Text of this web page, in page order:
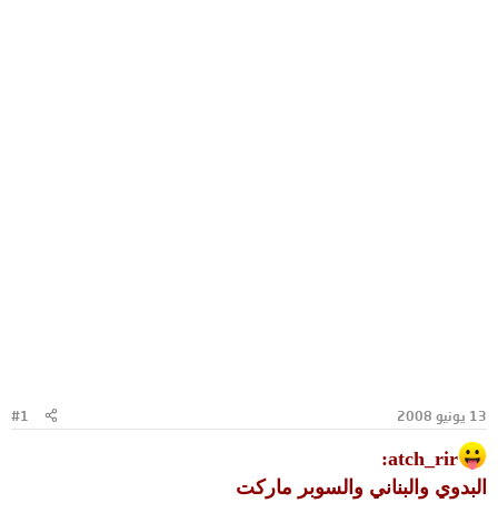
13 يونيو 2008 #1
atch_rir:
البدوي والبناني والسوبر ماركت